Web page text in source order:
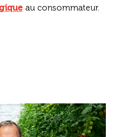
au consommateur.